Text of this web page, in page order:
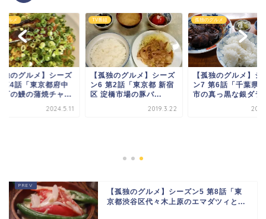
グルメ
独のグルメ】シーズ
4話「東京都府中
町の鰻の蒲焼チャ...
2024.5.11
TV番組
【孤独のグルメ】シーズ
ン6 第2話「東京都 新宿
区 淀橋市場の豚バ...
2019.3.22
孤独のグルメ
【孤独のグルメ】シ
ン7 第6話「千葉県
市の真っ黒な銀ダラ
【孤独のグルメ】シーズン5 第8話「東
京都渋谷区代々木上原のエマダツィと...